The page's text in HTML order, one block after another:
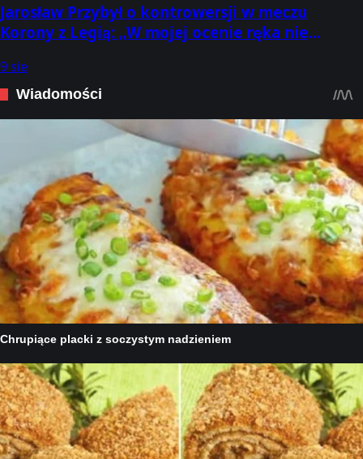
Jarosław Przybył o kontrowersji w meczu
Korony z Legią: „W mojej ocenie ręka nie
9 sie